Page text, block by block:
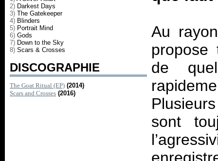
2) Darkest Days
3) The Gatekeeper
4) Blinders
5) Portrait Mind
6) Gods
7) Down to the Sky
8) Scars & Crosses
DISCOGRAPHIE
The Goat Ritual (EP) (2014)
Scars and Crosses (2016)
Au
propose
de
sont